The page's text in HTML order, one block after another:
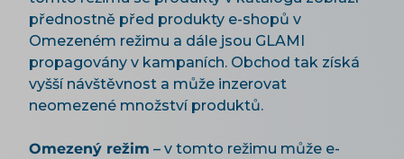
přednostně před produkty e-shopů v
Omezeném režimu a dále jsou GLAMI
propagovány v kampaních. Obchod tak získá
vyšší návštěvnost a může inzerovat
neomezené množství produktů.
Omezený režim – v tomto režimu může e-